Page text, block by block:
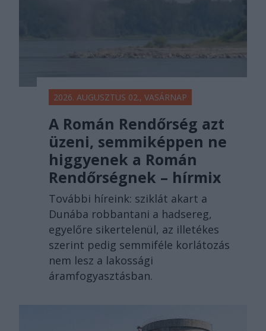
2026. AUGUSZTUS 02., VASÁRNAP
A Román Rendőrség azt
üzeni, semmiképpen ne
higgyenek a Román
Rendőrségnek – hírmix
További híreink: sziklát akart a
Dunába robbantani a hadsereg,
egyelőre sikertelenül, az illetékes
szerint pedig semmiféle korlátozás
nem lesz a lakossági
áramfogyasztásban.